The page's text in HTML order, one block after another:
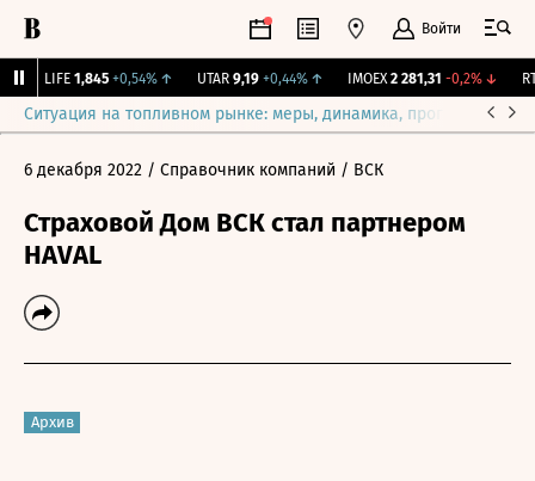
Войти
LIFE 1,845 +0,54%↑ UTAR 9,19 +0,44%↑ IMOEX 2 281,31 -0,2%↓
Ситуация на топливном рынке: меры, динамика, прогнозы
6 декабря 2022 / Справочник компаний / ВСК
Страховой Дом ВСК стал партнером
HAVAL
Архив